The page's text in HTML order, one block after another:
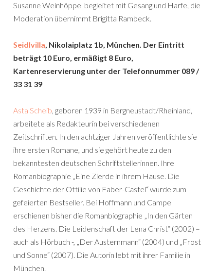
Susanne Weinhöppel begleitet mit Gesang und Harfe, die
Moderation übernimmt Brigitta Rambeck.
Seidlvilla, Nikolaiplatz 1b, München. Der Eintritt
beträgt 10 Euro, ermäßigt 8 Euro,
Kartenreservierung unter der Telefonnummer 089 /
33 31 39
Asta Scheib, geboren 1939 in Bergneustadt/Rheinland,
arbeitete als Redakteurin bei verschiedenen
Zeitschriften. In den achtziger Jahren veröffentlichte sie
ihre ersten Romane, und sie gehört heute zu den
bekanntesten deutschen Schriftstellerinnen. Ihre
Romanbiographie „Eine Zierde in ihrem Hause. Die
Geschichte der Ottilie von Faber-Castel“ wurde zum
gefeierten Bestseller. Bei Hoffmann und Campe
erschienen bisher die Romanbiographie „In den Gärten
des Herzens. Die Leidenschaft der Lena Christ“ (2002) –
auch als Hörbuch -, „Der Austernmann“ (2004) und „Frost
und Sonne“ (2007). Die Autorin lebt mit ihrer Familie in
München.